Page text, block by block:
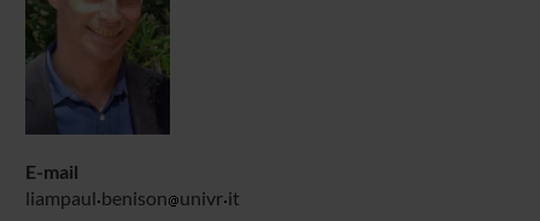
E-mail
liampaul benison univr it